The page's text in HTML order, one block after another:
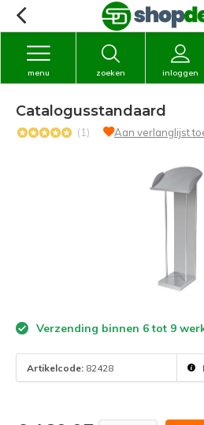
zoeken inloggen
menu
Catalogusstandaard
(1) Aan verlanglijst
Verzending binnen 6 tot 9
Artikelcode: 82428